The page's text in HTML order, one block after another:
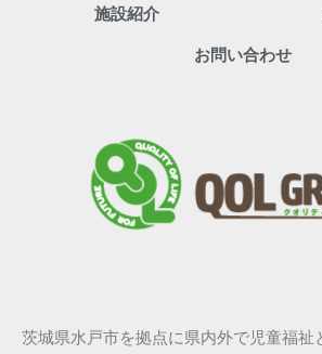
施設紹介
お問い合わせ
茨城県水戸市を拠点に県内外で児童福祉